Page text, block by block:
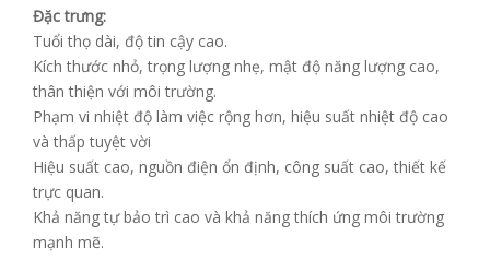
Đặc trưng:
Tuổi thọ dài, độ tin cậy cao.
Kích thước nhỏ, trọng lượng nhẹ, mật độ năng lượng cao,
thân thiện với môi trường.
Phạm vi nhiệt độ làm việc rộng hơn, hiệu suất nhiệt độ cao
và thấp tuyệt vời
Hiệu suất cao, nguồn điện ổn định, công suất cao, thiết kế
trực quan.
Khả năng tự bảo trì cao và khả năng thích ứng môi trường
mạnh mẽ.